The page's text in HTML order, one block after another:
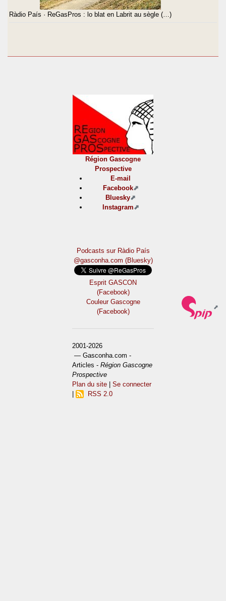
Ràdio País · ReGasPros : lo blat en Labrit au sègle (…)
Région Gascogne
Prospective
E-mail
Facebook
Bluesky
Instagram
Podcasts sur Ràdio País
@gasconha.com (Bluesky)
Esprit GASCON
(Facebook)
Couleur Gascogne
(Facebook)
2001-2026
— Gasconha.com -
Articles -Région Gascogne
Prospective
Plan du site |Se connecter
RSS 2.0